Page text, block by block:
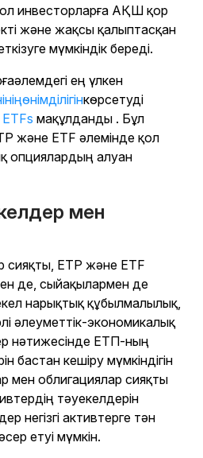
инвесторларға АҚШ қор
және жақсы қалыптасқан
мүмкіндік береді.
әлемдегі ең үлкен
өнімділігінкөрсетуді
мақұлданды . Бұл
және ETF әлемінде қол
опциялардың алуан
мен
сияқты, ETP және ETF
де, сыйақылармен де
нарықтық құбылмалылық,
әлеуметтік-экономикалық
нәтижесінде ЕТП-ның
бастан кешіру мүмкіндігін
мен облигациялар сияқты
тәуекелдерін
негізгі активтерге тән
етуі мүмкін.